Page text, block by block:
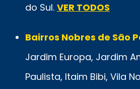
do Sul. VER TODOS
Bairros Nobres de São
Jardim Europa, Jardim
Paulista, Itaim Bibi, Vila